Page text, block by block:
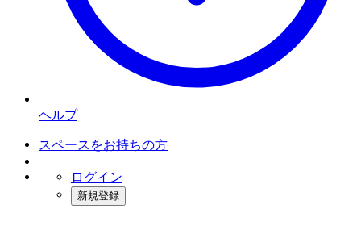
ヘルプ
スペースをお持ちの方
ログイン
新規登録